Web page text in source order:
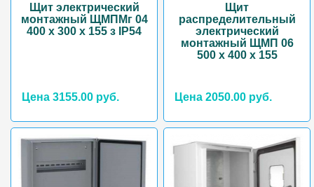
Щит электрический
монтажный ЩМПМг 04
400 х 300 х 155 з IP54
Цена 3155.00 руб.
Щит
распределительный
электрический
монтажный ЩМП 06
500 х 400 х 155
Цена 2050.00 руб.